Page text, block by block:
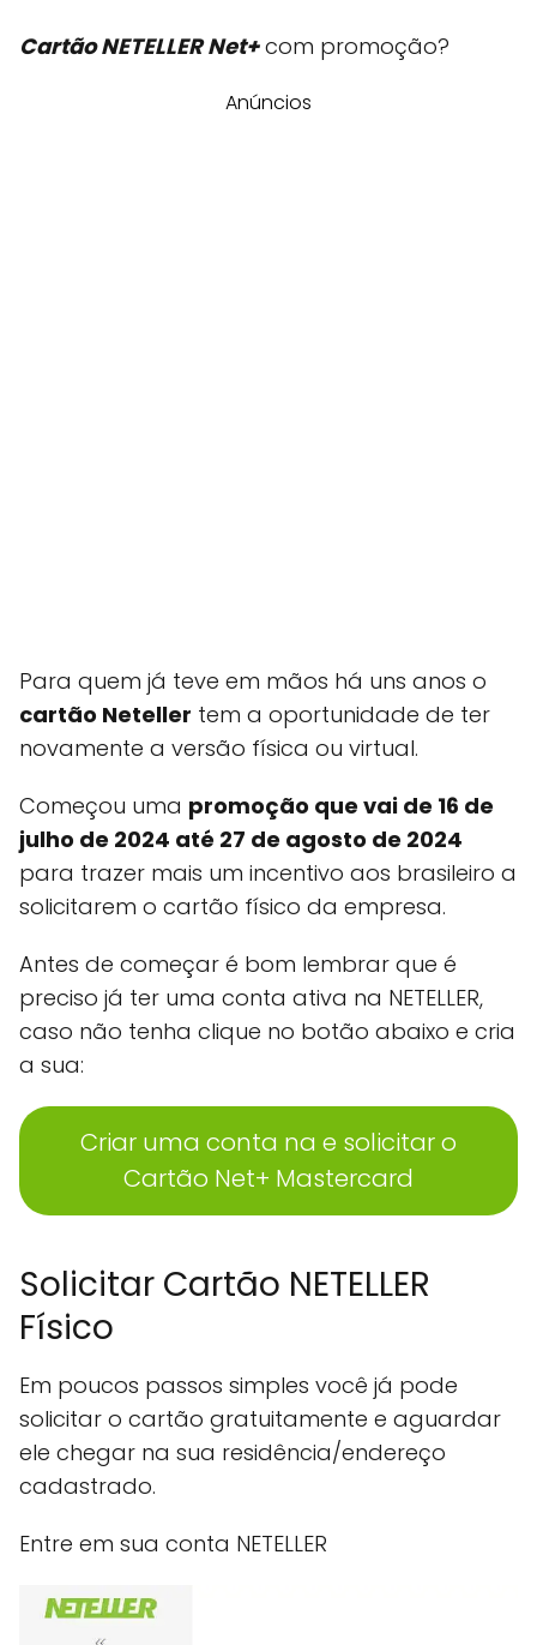
Cartão NETELLER Net+ com promoção?
Anúncios
Para quem já teve em mãos há uns anos o
cartão Neteller tem a oportunidade de ter
novamente a versão física ou virtual.
Começou uma promoção que vai de 16 de
julho de 2024 até 27 de agosto de 2024
para trazer mais um incentivo aos brasileiro a
solicitarem o cartão físico da empresa.
Antes de começar é bom lembrar que é
preciso já ter uma conta ativa na NETELLER,
caso não tenha clique no botão abaixo e cria
a sua:
Criar uma conta na e solicitar o
Cartão Net+ Mastercard
Solicitar Cartão NETELLER
Físico
Em poucos passos simples você já pode
solicitar o cartão gratuitamente e aguardar
ele chegar na sua residência/endereço
cadastrado.
Entre em sua conta NETELLER